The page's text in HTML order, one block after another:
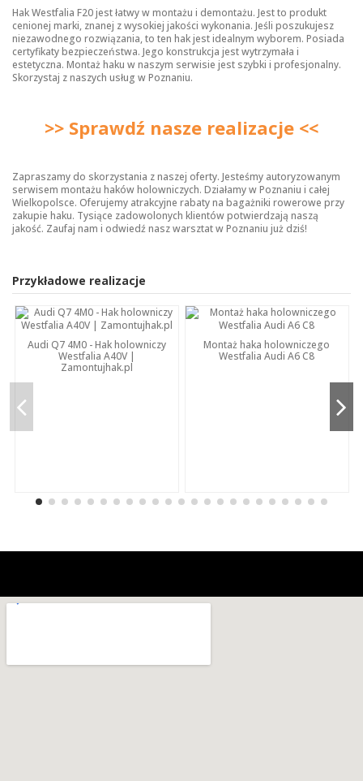
Hak Westfalia F20 jest łatwy w montażu i demontażu. Jest to produkt
cenionej marki, znanej z wysokiej jakości wykonania. Jeśli poszukujesz
niezawodnego rozwiązania, to ten hak jest idealnym wyborem. Posiada
certyfikaty bezpieczeństwa. Jego konstrukcja jest wytrzymała i
estetyczna. Montaż haku w naszym serwisie jest szybki i profesjonalny.
Skorzystaj z naszych usług w Poznaniu.
>> Sprawdź nasze realizacje <<
Zapraszamy do skorzystania z naszej oferty. Jesteśmy autoryzowanym
serwisem montażu haków holowniczych. Działamy w Poznaniu i całej
Wielkopolsce. Oferujemy atrakcyjne rabaty na bagażniki rowerowe przy
zakupie haku. Tysiące zadowolonych klientów potwierdzają naszą
jakość. Zaufaj nam i odwiedź nasz warsztat w Poznaniu już dziś!
Przykładowe realizacje
Audi Q7 4M0 - Hak holowniczy
Westfalia A40V |
Zamontujhak.pl
Montaż haka holowniczego
Westfalia Audi A6 C8